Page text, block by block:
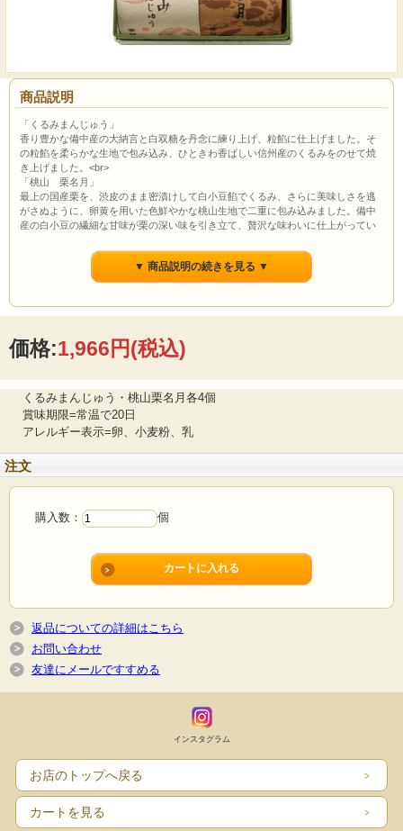
商品説明
「くるみまんじゅう」
香り豊かな備中産の大納言と白双糖を丹念に練り上げ、粒餡に仕上げました。そ
の粒餡を柔らかな生地で包み込み、ひときわ香ばしい信州産のくるみをのせて焼
き上げました。<br>
「桃山 栗名月」
最上の国産栗を、渋皮のまま密漬けして白小豆餡でくるみ、さらに美味しさを逃
がさぬように、卵黄を用いた色鮮やかな桃山生地で二重に包み込みました。備中
産の白小豆の繊細な甘味が栗の深い味を引き立て、贅沢な味わいに仕上がってい
▼ 商品説明の続きを見る ▼
価格:1,966円(税込)
くるみまんじゅう・桃山栗名月各4個
賞味期限=常温で20日
アレルギー表示=卵、小麦粉、乳
注文
購入数： 個
返品についての詳細はこちら
お問い合わせ
友達にメールですすめる
インスタグラム
お店のトップへ戻る
カートを見る